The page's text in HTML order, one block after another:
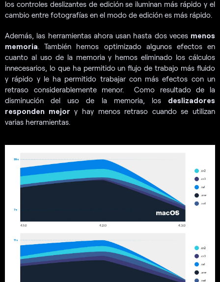
los controles deslizantes de edición se iluminan más rápido y el
cambio entre fotografías en el modo de edición es más rápido.
Además, las herramientas ahora usan hasta dos veces menos
memoria. También hemos optimizado algunos efectos en
cuanto al uso de la memoria y hemos eliminado los cálculos
innecesarios, lo que ha permitido un flujo de trabajo más fluido
y rápido y le ha permitido trabajar con más efectos con un
retraso considerablemente menor. Como resultado de la
disminución del uso de la memoria, los deslizadores
responden mejor y hay menos retraso cuando se utilizan
varias herramientas.